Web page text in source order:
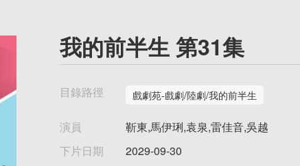
我的前半生 第31集
目錄路徑 戲劇苑-戲劇/陸劇/我的前半生
演員
靳東,馬伊琍,袁泉,雷佳音,吳越
下片日期
2029-09-30